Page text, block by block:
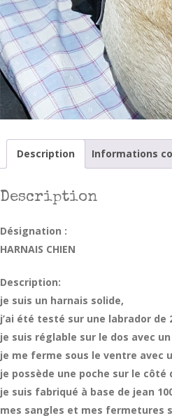
Description Informations
Description
Désignation :
HARNAIS CHIEN
Description:
je suis un harnais solide,
j’ai été testé sur une labrador de
je suis réglable sur le dos avec
je me ferme sous le ventre avec
je possède une poche sur le
je suis fabriqué à base de jean
mes sangles et mes fermetures